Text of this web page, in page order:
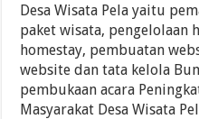
Desa Wisata Pela yaitu
paket wisata, pengelolaan
homestay, pembuatan
website dan tata kelola
pembukaan acara
Masyarakat Desa Wisata